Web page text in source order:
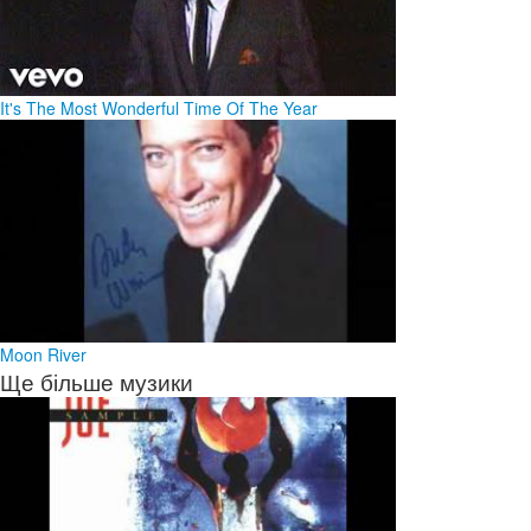
It's The Most Wonderful Time Of The Year
Moon River
Ще більше музики